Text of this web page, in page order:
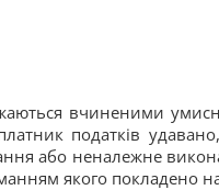
вчиненими
податків
або неналежне
якого покладено